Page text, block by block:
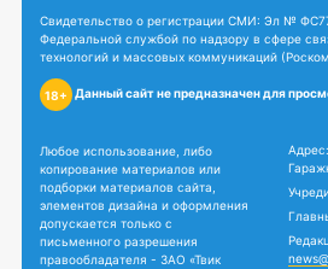
Свидетельство о регистрации СМИ: Эл №
Федеральной службой по надзору в сфере
технологий и массовых коммуникаций
18+ Данный сайт не предназначен для
Любое использование, либо
копирование материалов или
подборки материалов сайта,
элементов дизайна и оформления
допускается только с
письменного разрешения
правообладателя - ЗАО «Твик